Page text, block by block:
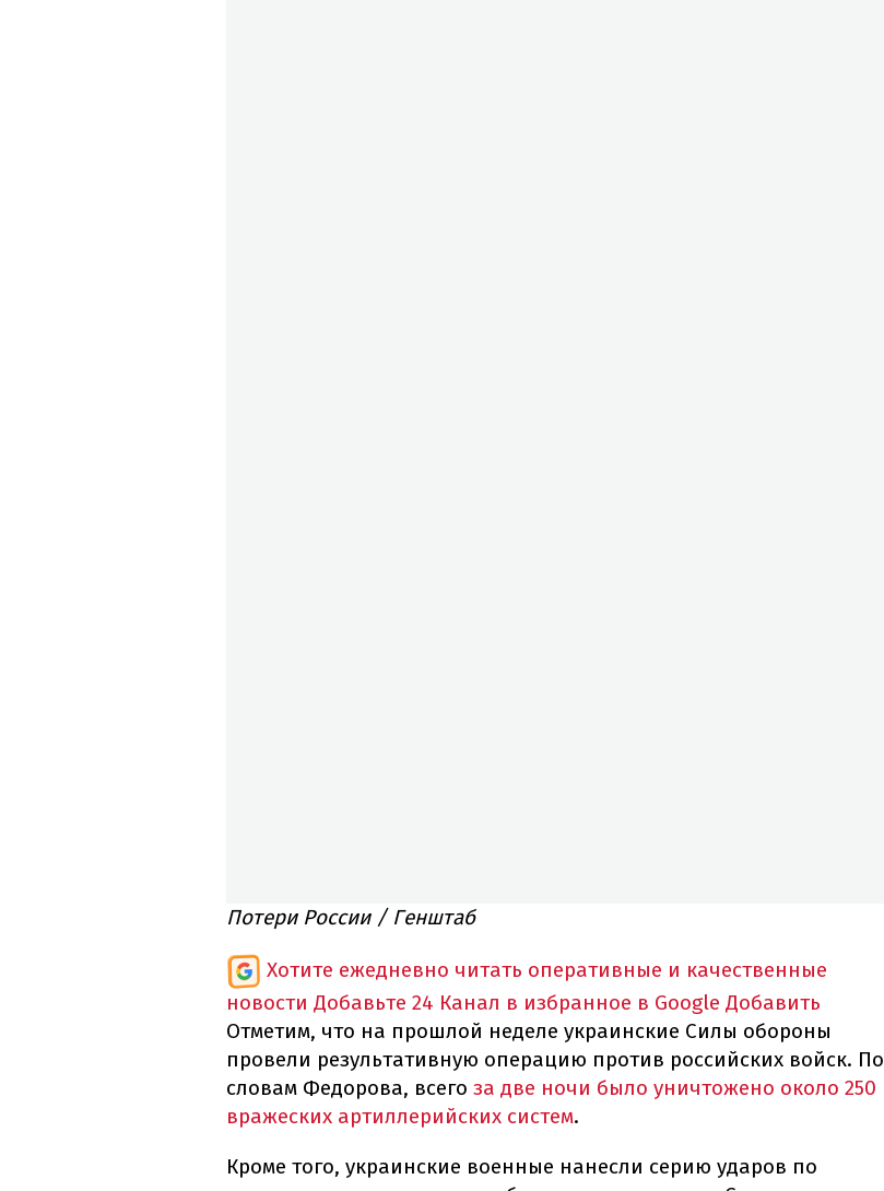
Потери России / Генштаб
Хотите ежедневно читать оперативные и качественные
новости Добавьте 24 Канал в избранное в Google Добавить
Отметим, что на прошлой неделе украинские Силы обороны
провели результативную операцию против российских войск. По
словам Федорова, всего за две ночи было уничтожено около 250
вражеских артиллерийских систем.
Кроме того, украинские военные нанесли серию ударов по